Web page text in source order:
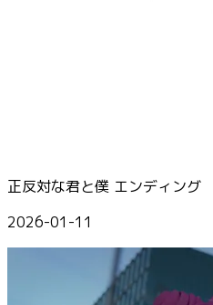
正反対な君と僕 エンディング
2026-01-11